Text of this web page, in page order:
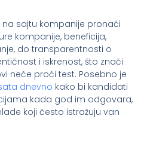
sajtu kompanije pronaći
kompanije, beneficija,
do transparentnosti o
i iskrenost, što znači
neće proći test. Posebno je
dnevno kako bi kandidati
kada god im odgovara,
koji često istražuju van